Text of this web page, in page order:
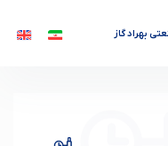
بهراد گاز